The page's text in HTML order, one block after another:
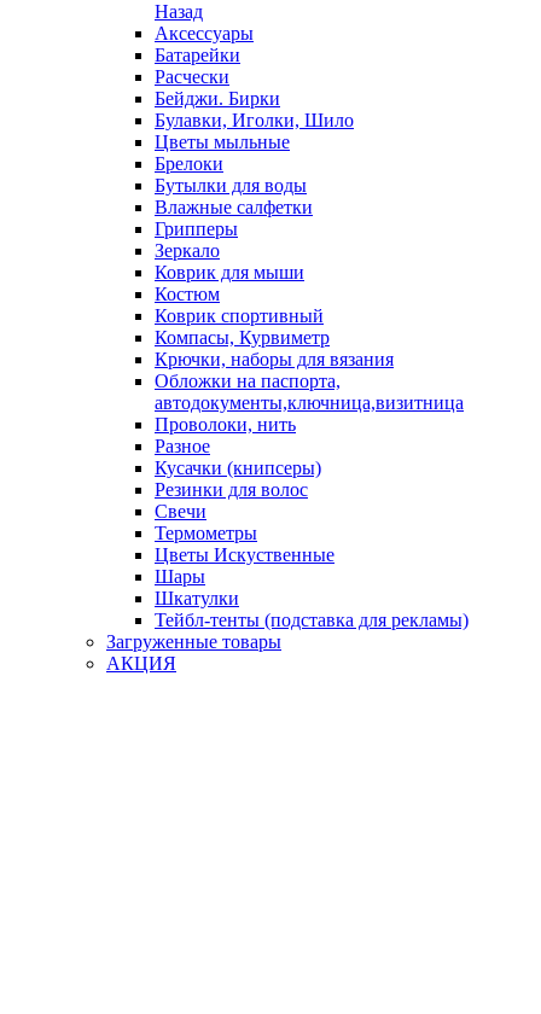
Назад
Аксессуары
Батарейки
Расчески
Бейджи. Бирки
Булавки, Иголки, Шило
Цветы мыльные
Брелоки
Бутылки для воды
Влажные салфетки
Грипперы
Зеркало
Коврик для мыши
Костюм
Коврик спортивный
Компасы, Курвиметр
Крючки, наборы для вязания
Обложки на паспорта,
автодокументы,ключница,визитница
Проволоки, нить
Разное
Кусачки (книпсеры)
Резинки для волос
Свечи
Термометры
Цветы Искуственные
Шары
Шкатулки
Тейбл-тенты (подставка для рекламы)
Загруженные товары
АКЦИЯ